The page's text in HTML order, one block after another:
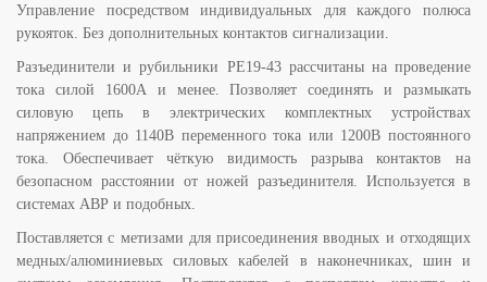
Управление посредством индивидуальных для каждого полюса
рукояток. Без дополнительных контактов сигнализации.
Разъединители и рубильники РЕ19-43 рассчитаны на проведение
тока силой 1600А и менее. Позволяет соединять и размыкать
силовую цепь в электрических комплектных устройствах
напряжением до 1140В переменного тока или 1200В постоянного
тока. Обеспечивает чёткую видимость разрыва контактов на
безопасном расстоянии от ножей разъединителя. Используется в
системах АВР и подобных.
Поставляется с метизами для присоединения вводных и отходящих
медных/алюминиевых силовых кабелей в наконечниках, шин и